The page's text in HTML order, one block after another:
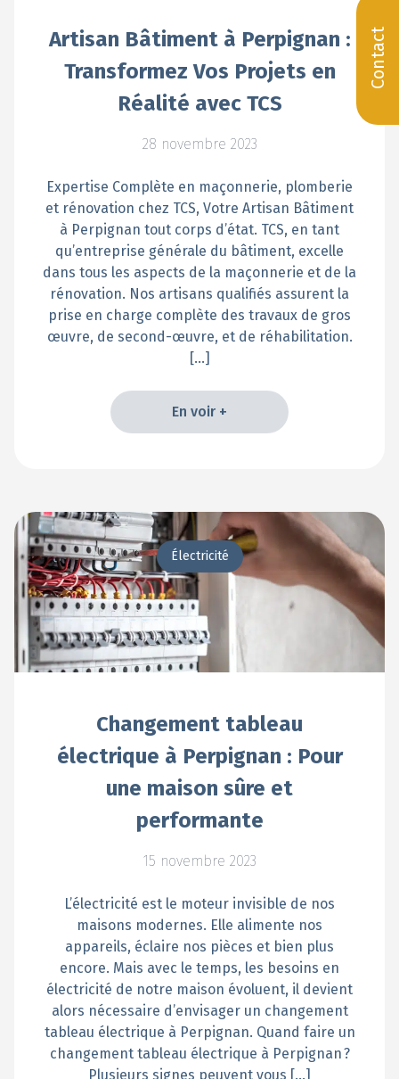
Contact
Artisan Bâtiment à Perpignan :
Transformez Vos Projets en
Réalité avec TCS
28 novembre 2023
Expertise Complète en maçonnerie, plomberie
et rénovation chez TCS, Votre Artisan Bâtiment
à Perpignan tout corps d’état. TCS, en tant
qu’entreprise générale du bâtiment, excelle
dans tous les aspects de la maçonnerie et de la
rénovation. Nos artisans qualifiés assurent la
prise en charge complète des travaux de gros
œuvre, de second-œuvre, et de réhabilitation.
[…]
En voir +
Électricité
Changement tableau
électrique à Perpignan : Pour
une maison sûre et
performante
15 novembre 2023
L’électricité est le moteur invisible de nos
maisons modernes. Elle alimente nos
appareils, éclaire nos pièces et bien plus
encore. Mais avec le temps, les besoins en
électricité de notre maison évoluent, il devient
alors nécessaire d’envisager un changement
tableau électrique à Perpignan. Quand faire un
changement tableau électrique à Perpignan ?
Plusieurs signes peuvent vous […]